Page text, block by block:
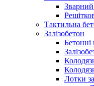
Тактильна
Залізобетон
Бетонні
Лотки